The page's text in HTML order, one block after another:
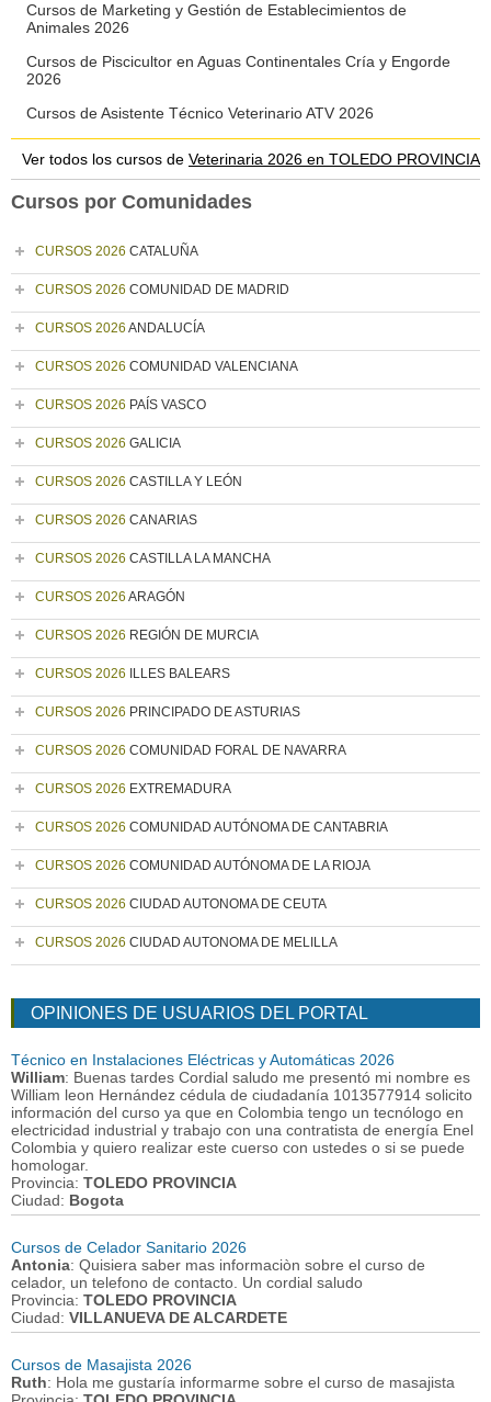
Cursos de Marketing y Gestión de Establecimientos de
Animales 2026
Cursos de Piscicultor en Aguas Continentales Cría y Engorde
2026
Cursos de Asistente Técnico Veterinario ATV 2026
Ver todos los cursos de Veterinaria 2026 en TOLEDO PROVINCIA
Cursos por Comunidades
CURSOS 2026 CATALUÑA
CURSOS 2026 COMUNIDAD DE MADRID
CURSOS 2026 ANDALUCÍA
CURSOS 2026 COMUNIDAD VALENCIANA
CURSOS 2026 PAÍS VASCO
CURSOS 2026 GALICIA
CURSOS 2026 CASTILLA Y LEÓN
CURSOS 2026 CANARIAS
CURSOS 2026 CASTILLA LA MANCHA
CURSOS 2026 ARAGÓN
CURSOS 2026 REGIÓN DE MURCIA
CURSOS 2026 ILLES BALEARS
CURSOS 2026 PRINCIPADO DE ASTURIAS
CURSOS 2026 COMUNIDAD FORAL DE NAVARRA
CURSOS 2026 EXTREMADURA
CURSOS 2026 COMUNIDAD AUTÓNOMA DE CANTABRIA
CURSOS 2026 COMUNIDAD AUTÓNOMA DE LA RIOJA
CURSOS 2026 CIUDAD AUTONOMA DE CEUTA
CURSOS 2026 CIUDAD AUTONOMA DE MELILLA
OPINIONES DE USUARIOS DEL PORTAL
Técnico en Instalaciones Eléctricas y Automáticas 2026
William: Buenas tardes Cordial saludo me presentó mi nombre es
William leon Hernández cédula de ciudadanía 1013577914 solicito
información del curso ya que en Colombia tengo un tecnólogo en
electricidad industrial y trabajo con una contratista de energía Enel
Colombia y quiero realizar este cuerso con ustedes o si se puede
homologar.
Provincia: TOLEDO PROVINCIA
Ciudad: Bogota
Cursos de Celador Sanitario 2026
Antonia: Quisiera saber mas informaciòn sobre el curso de
celador, un telefono de contacto. Un cordial saludo
Provincia: TOLEDO PROVINCIA
Ciudad: VILLANUEVA DE ALCARDETE
Cursos de Masajista 2026
Ruth: Hola me gustaría informarme sobre el curso de masajista